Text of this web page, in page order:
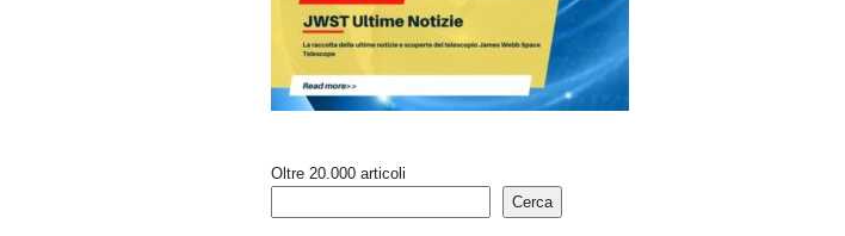
Oltre 20.000 articoli
Cerca